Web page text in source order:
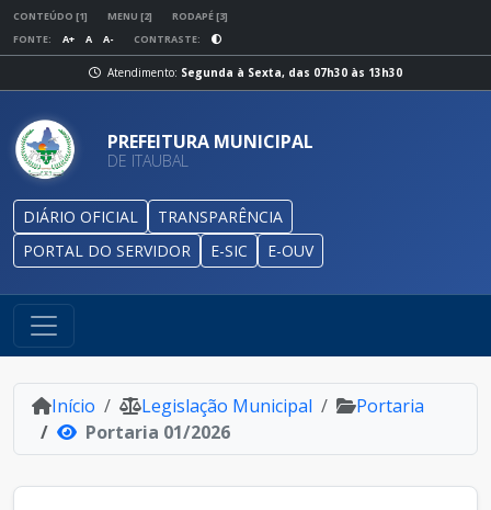
CONTEÚDO [1] MENU [2]
RODAPÉ [3]
FONTE:
A+ A A- CONTRASTE:
Atendimento: Segunda à Sexta, das 07h30 às 13h30
PREFEITURA MUNICIPAL
DE ITAUBAL
DIÁRIO OFICIAL
TRANSPARÊNCIA
PORTAL DO SERVIDOR
E-SIC E-OUV
Início Legislação Municipal
Portaria
Portaria 01/2026